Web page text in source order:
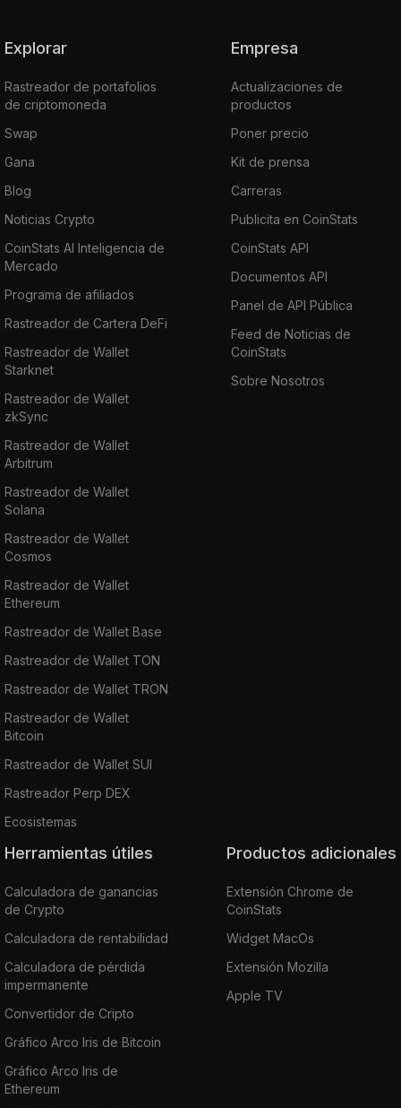
Explorar
Rastreador de portafolios
de criptomoneda
Swap
Gana
Blog
Noticias Crypto
CoinStats AI Inteligencia de
Mercado
Programa de afiliados
Rastreador de Cartera DeFi
Rastreador de Wallet
Starknet
Rastreador de Wallet
zkSync
Rastreador de Wallet
Arbitrum
Rastreador de Wallet
Solana
Rastreador de Wallet
Cosmos
Rastreador de Wallet
Ethereum
Rastreador de Wallet Base
Rastreador de Wallet TON
Rastreador de Wallet TRON
Rastreador de Wallet
Bitcoin
Rastreador de Wallet SUI
Rastreador Perp DEX
Ecosistemas
Empresa
Actualizaciones de
productos
Poner precio
Kit de prensa
Carreras
Publicita en CoinStats
CoinStats API
Documentos API
Panel de API Pública
Feed de Noticias de
CoinStats
Sobre Nosotros
Herramientas útiles
Calculadora de ganancias
de Crypto
Calculadora de rentabilidad
Calculadora de pérdida
impermanente
Convertidor de Cripto
Gráfico Arco Iris de Bitcoin
Gráfico Arco Iris de
Ethereum
Productos adicionales
Extensión Chrome de
CoinStats
Widget MacOs
Extensión Mozilla
Apple TV